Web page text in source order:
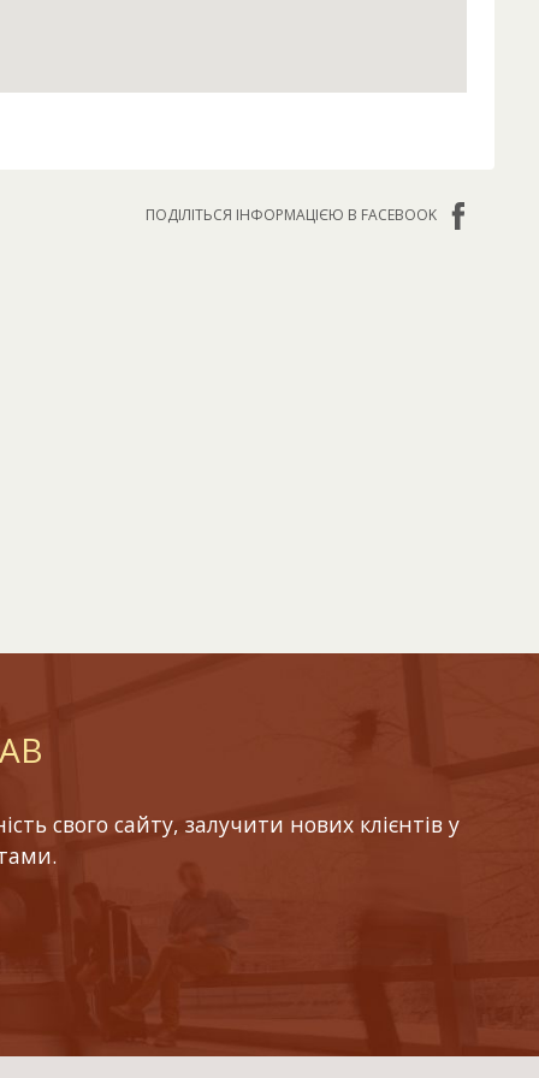
ПОДІЛІТЬСЯ ІНФОРМАЦІЄЮ В FACEBOOK
свого сайту, залучити нових клієнтів у